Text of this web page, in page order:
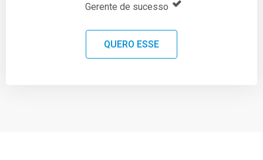
Gerente de sucesso
QUERO ESSE